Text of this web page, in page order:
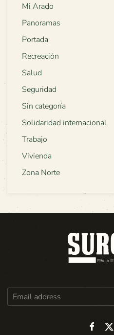
Mi Arado
Panoramas
Portada
Recreación
Salud
Seguridad
Sin categoría
Solidaridad internacional
Trabajo
Vivienda
Zona Norte